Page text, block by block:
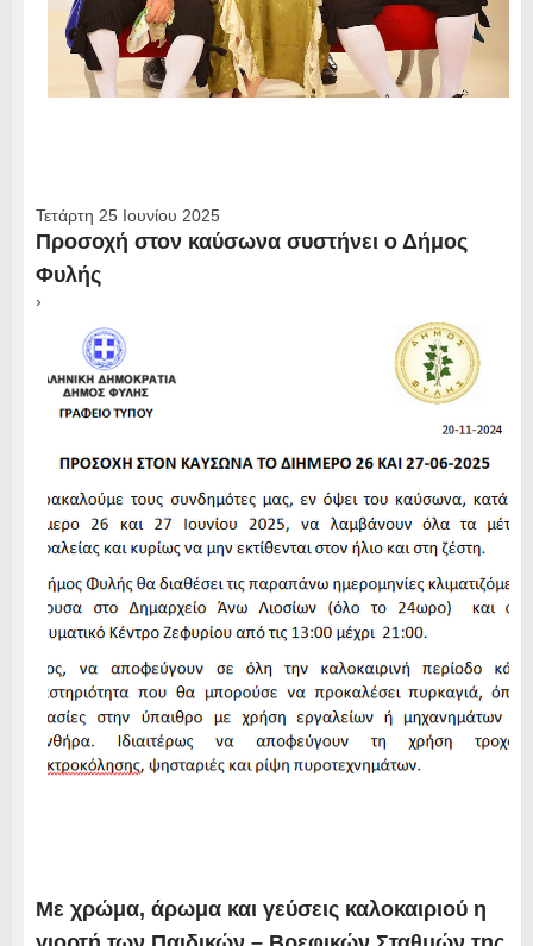
Τετάρτη 25 Ιουνίου 2025
Προσοχή στον καύσωνα συστήνει ο Δήμος
Φυλής
›
Με χρώμα, άρωμα και γεύσεις καλοκαιριού η